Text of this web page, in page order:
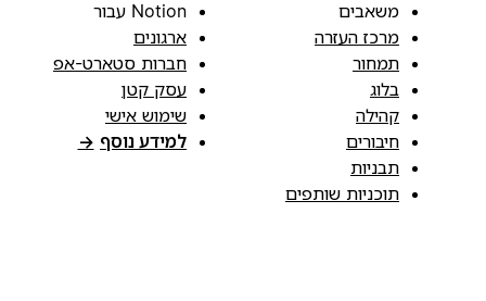
משאבים
מרכז העזרה
תמחור
בלוג
קהילה
חיבורים
תבניות
תוכניות שותפים
Notion עבור
ארגונים
חברות סטארט-אפ
עסק קטן
שימוש אישי
למידע נוסף →